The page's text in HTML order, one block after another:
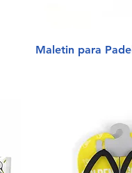
Maletin para